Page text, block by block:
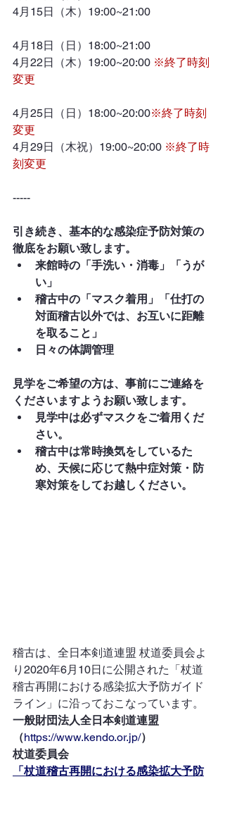
4月15日（木）19:00~21:00
4月18日（日）18:00~21:00
4月22日（木）19:00~20:00 ※終了時刻
変更
4月25日（日）18:00~20:00※終了時刻
変更
4月29日（木祝）19:00~20:00 ※終了時
刻変更
-----
引き続き、基本的な感染症予防対策の
徹底をお願い致します。
来館時の「手洗い・消毒」「うが
い」
稽古中の「マスク着用」「仕打の
対面稽古以外では、お互いに距離
を取ること」
日々の体調管理
見学をご希望の方は、事前にご連絡を
くださいますようお願い致します。
見学中は必ずマスクをご着用くだ
さい。
稽古中は常時換気をしているた
め、天候に応じて熱中症対策・防
寒対策をしてお越しください。
稽古は、全日本剣道連盟 杖道委員会よ
り2020年6月10日に公開された「杖道
稽古再開における感染拡大予防ガイド
ライン」に沿っておこなっています。
一般財団法人全日本剣道連盟
（https://www.kendo.or.jp/）
杖道委員会
「杖道稽古再開における感染拡大予防